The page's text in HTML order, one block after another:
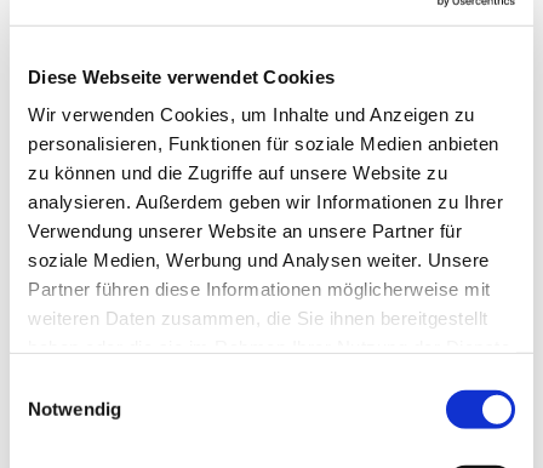
Diese Webseite verwendet Cookies
Wir verwenden Cookies, um Inhalte und Anzeigen zu
personalisieren, Funktionen für soziale Medien anbieten
zu können und die Zugriffe auf unsere Website zu
analysieren. Außerdem geben wir Informationen zu Ihrer
Verwendung unserer Website an unsere Partner für
soziale Medien, Werbung und Analysen weiter. Unsere
Partner führen diese Informationen möglicherweise mit
weiteren Daten zusammen, die Sie ihnen bereitgestellt
Notwendig
Kaffee, Klönen, Geschichten und Themen - das ist der
Kern des Emmauskreises. Jeden Donnerstag von 14.30-
16 Uhr im Gemeindehaus, Kleiberweg 115 - seien Sie
herzlich willkommen!